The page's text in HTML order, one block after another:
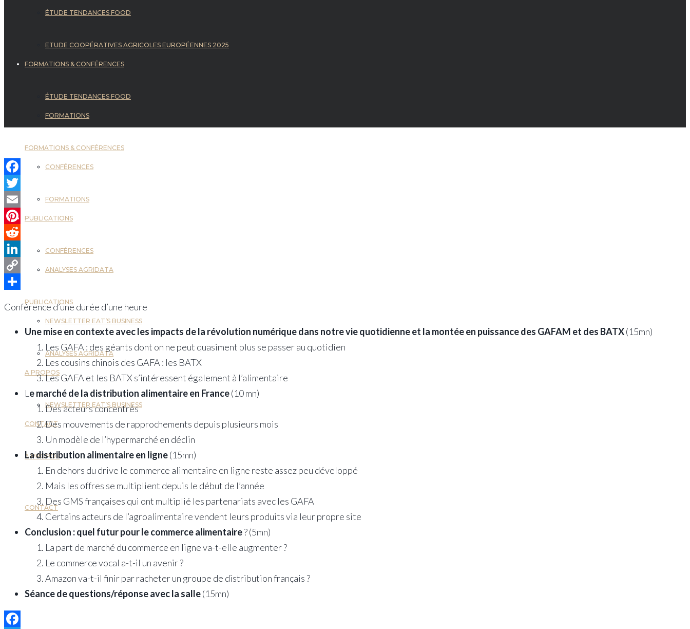
ÉTUDE TENDANCES FOOD
FORMATIONS & CONFÉRENCES
FORMATIONS
CONFÉRENCES
PUBLICATIONS
ANALYSES AGRIDATA
NEWSLETTER EAT’S BUSINESS
A PROPOS
CONTACT
ETUDE COOPÉRATIVES AGRICOLES EUROPÉENNES 2025
ÉTUDE TENDANCES FOOD
FORMATIONS & CONFÉRENCES
FORMATIONS
CONFÉRENCES
PUBLICATIONS
ANALYSES AGRIDATA
NEWSLETTER EAT’S BUSINESS
A PROPOS
CONTACT
Facebook
Twitter
Email
Pinterest
Reddit
LinkedIn
Copy
Partager
Conférence d’une durée d’une heure
Une mise en contexte avec les impacts de la révolution numérique dans notre vie quotidienne et la montée en puissance des GAFAM et des BATX(15mn)
Les GAFA : des géants dont on ne peut quasiment plus se passer au quotidien
Les cousins chinois des GAFA : les BATX
Les GAFA et les BATX s’intéressent également à l’alimentaire
L e marché de la distribution alimentaire en France(10 mn)
Des acteurs concentrés
Des mouvements de rapprochements depuis plusieurs mois
Un modèle de l’hypermarché en déclin
La distribution alimentaire en ligne(15mn)
En dehors du drive le commerce alimentaire en ligne reste assez peu développé
Mais les offres se multiplient depuis le début de l’année
Des GMS françaises qui ont multiplié les partenariats avec les GAFA
Certains acteurs de l’agroalimentaire vendent leurs produits via leur propre site
Conclusion : quel futur pour le commerce alimentaire? (5mn)
La part de marché du commerce en ligne va-t-elle augmenter ?
Le commerce vocal a-t-il un avenir ?
Amazon va-t-il finir par racheter un groupe de distribution français ?
Séance de questions/réponse avec la salle(15mn)